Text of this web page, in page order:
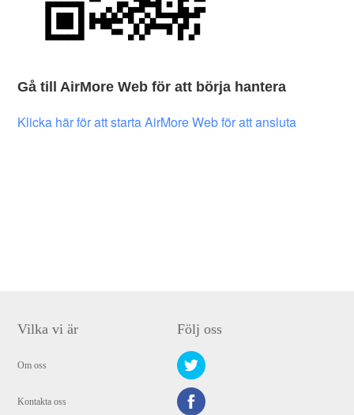
Gå till AirMore Web för att börja hantera
Klicka här för att starta AirMore Web för att ansluta
Vilka vi är
Om oss
Kontakta oss
Följ oss